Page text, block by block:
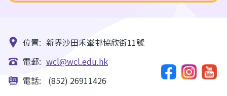
位置: 新界沙田禾輋邨協欣街11號
電郵: wcl@wcl.edu.hk
電話:
(852) 26911426